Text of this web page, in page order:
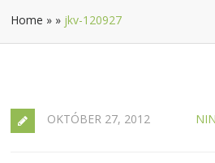
Home » » jkv-120927
OKTÓBER 27, 2012